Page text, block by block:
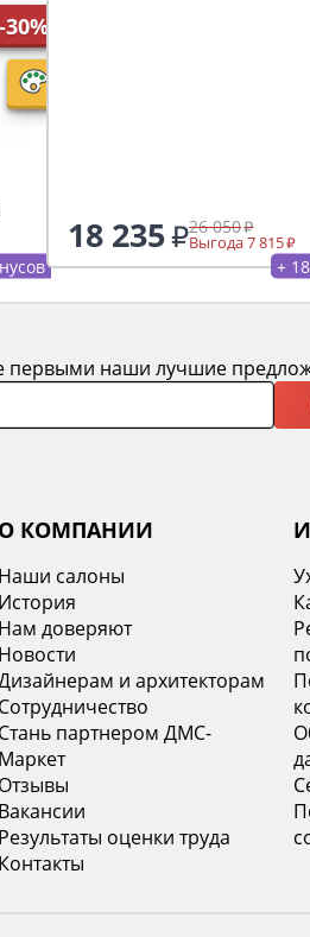
-30%
18 235 26 050
Выгода 7 815
+
первыми наши лучшие
О КОМПАНИИ
Наши салоны
История
Нам доверяют
Новости
и архитекторам
Сотрудничество
Стань партнером ДМС-
Маркет
Отзывы
Вакансии
Результаты оценки труда
Контакты